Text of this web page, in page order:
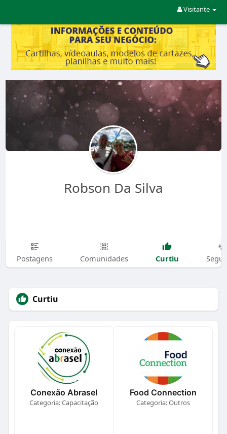
Visitante
Robson Da Silva
Postagens Comunidades Curtiu
Curtiu
Conexão Abrasel
Categoria: Capacitação
Food Connection
Categoria: Outros